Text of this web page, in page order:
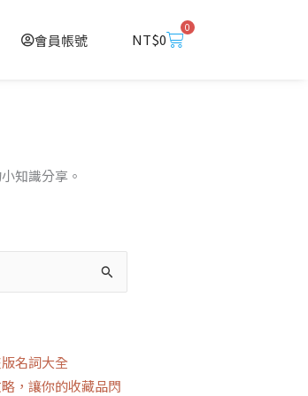
會員帳號 NT$0
0
購
物
知識分享。
名詞大全
，讓你的收藏品閃